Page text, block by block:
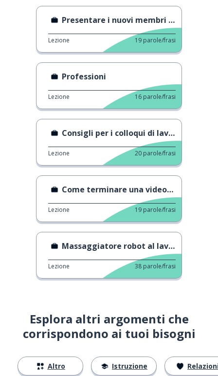
Presentare i nuovi membri della squadra
Lezione 19 parole/frasi
Professioni
Lezione 16 parole/frasi
Consigli per i colloqui di lavoro
Lezione 20 parole/frasi
Come terminare una videochiamata 1
Lezione 19 parole/frasi
Massaggiatore robot al lavoro
Lezione 38 parole/frasi
Esplora altri argomenti che
corrispondono ai tuoi bisogni
Altro Istruzione